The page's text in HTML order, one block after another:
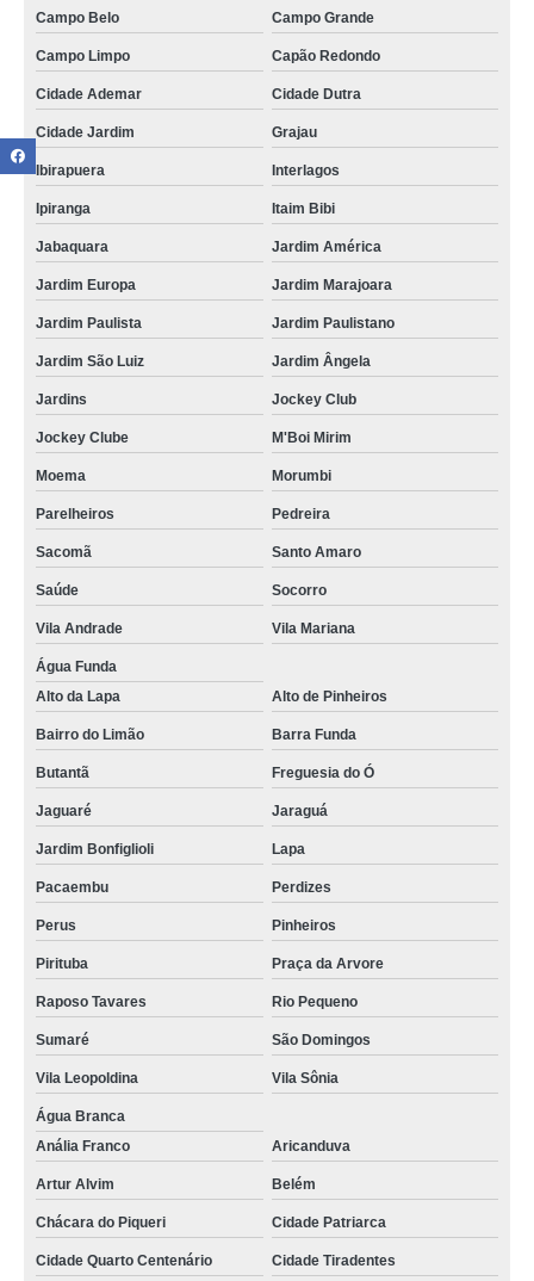
Campo Belo Campo Grande
Campo Limpo Capão Redondo
Cidade Ademar Cidade Dutra
Cidade Jardim Grajau
Ibirapuera Interlagos
Ipiranga Itaim Bibi
Jabaquara Jardim América
Jardim Europa Jardim Marajoara
Jardim Paulista Jardim Paulistano
Jardim São Luiz Jardim Ângela
Jardins Jockey Club
Jockey Clube M'Boi Mirim
Moema Morumbi
Parelheiros Pedreira
Sacomã Santo Amaro
Saúde Socorro
Vila Andrade Vila Mariana
Água Funda
Alto da Lapa
Alto de Pinheiros
Bairro do Limão Barra Funda
Butantã Freguesia do Ó
Jaguaré Jaraguá
Jardim Bonfiglioli Lapa
Pacaembu Perdizes
Perus Pinheiros
Pirituba Praça da Arvore
Raposo Tavares Rio Pequeno
Sumaré São Domingos
Vila Leopoldina Vila Sônia
Água Branca
Anália Franco
Aricanduva
Artur Alvim Belém
Chácara do Piqueri Cidade Patriarca
Cidade Quarto Centenário Cidade Tiradentes